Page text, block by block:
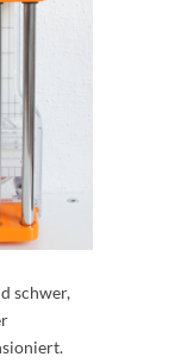
schwer,